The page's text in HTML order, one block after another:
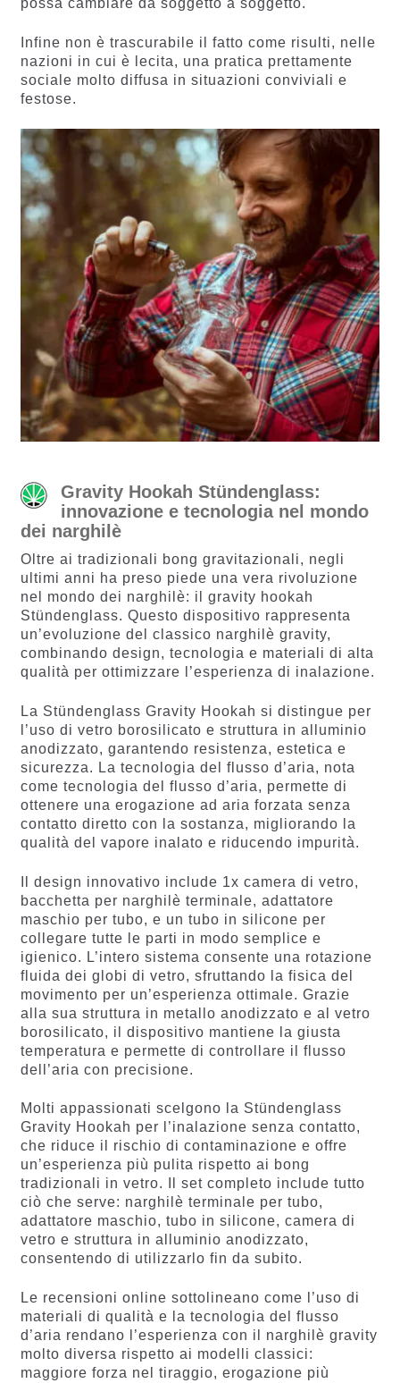
possa cambiare da soggetto a soggetto.
Infine non è trascurabile il fatto come risulti, nelle
nazioni in cui è lecita, una pratica prettamente
sociale molto diffusa in situazioni conviviali e
festose.
Gravity Hookah Stündenglass:
innovazione e tecnologia nel mondo
dei narghilè
Oltre ai tradizionali bong gravitazionali, negli
ultimi anni ha preso piede una vera rivoluzione
nel mondo dei narghilè: il gravity hookah
Stündenglass. Questo dispositivo rappresenta
un’evoluzione del classico narghilè gravity,
combinando design, tecnologia e materiali di alta
qualità per ottimizzare l’esperienza di inalazione.
La Stündenglass Gravity Hookah si distingue per
l’uso di vetro borosilicato e struttura in alluminio
anodizzato, garantendo resistenza, estetica e
sicurezza. La tecnologia del flusso d’aria, nota
come tecnologia del flusso d’aria, permette di
ottenere una erogazione ad aria forzata senza
contatto diretto con la sostanza, migliorando la
qualità del vapore inalato e riducendo impurità.
Il design innovativo include 1x camera di vetro,
bacchetta per narghilè terminale, adattatore
maschio per tubo, e un tubo in silicone per
collegare tutte le parti in modo semplice e
igienico. L’intero sistema consente una rotazione
fluida dei globi di vetro, sfruttando la fisica del
movimento per un’esperienza ottimale. Grazie
alla sua struttura in metallo anodizzato e al vetro
borosilicato, il dispositivo mantiene la giusta
temperatura e permette di controllare il flusso
dell’aria con precisione.
Molti appassionati scelgono la Stündenglass
Gravity Hookah per l’inalazione senza contatto,
che riduce il rischio di contaminazione e offre
un’esperienza più pulita rispetto ai bong
tradizionali in vetro. Il set completo include tutto
ciò che serve: narghilè terminale per tubo,
adattatore maschio, tubo in silicone, camera di
vetro e struttura in alluminio anodizzato,
consentendo di utilizzarlo fin da subito.
Le recensioni online sottolineano come l’uso di
materiali di qualità e la tecnologia del flusso
d’aria rendano l’esperienza con il narghilè gravity
molto diversa rispetto ai modelli classici:
maggiore forza nel tiraggio, erogazione più